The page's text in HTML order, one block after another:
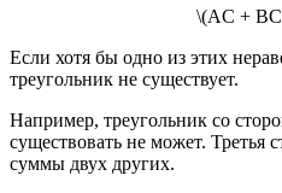
\(AC +
Если хотя бы одно из этих
треугольник не существует.
Например, треугольник со
существовать не может. Третья
суммы двух других.